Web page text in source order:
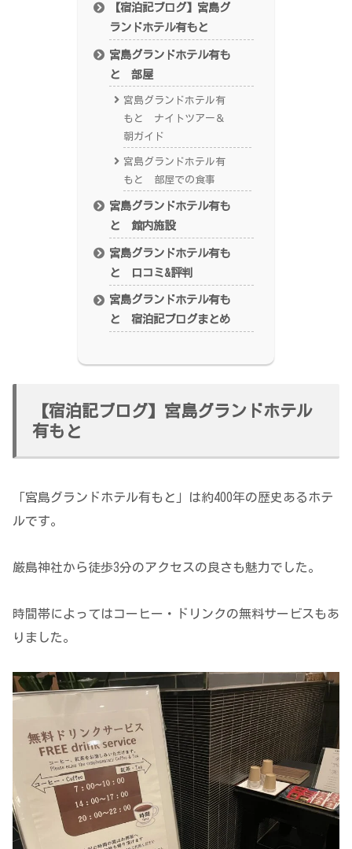
【宿泊記ブログ】宮島グ
ランドホテル有もと
宮島グランドホテル有も
と 部屋
宮島グランドホテル有
もと ナイトツアー＆
朝ガイド
宮島グランドホテル有
もと 部屋での食事
宮島グランドホテル有も
と 館内施設
宮島グランドホテル有も
と 口コミ&評判
宮島グランドホテル有も
と 宿泊記ブログまとめ
【宿泊記ブログ】宮島グランドホテル
有もと
「宮島グランドホテル有もと」は約400年の歴史あるホテ
ルです。
厳島神社から徒歩3分のアクセスの良さも魅力でした。
時間帯によってはコーヒー・ドリンクの無料サービスもあ
りました。